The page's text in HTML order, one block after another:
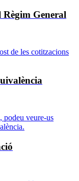
Règim General
de les cotitzacions
podeu veure-us